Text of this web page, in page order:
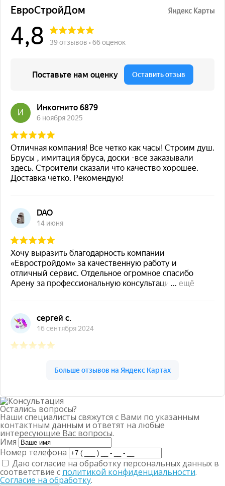
Остались вопросы?
Наши специалисты свяжутся с Вами по указанным
контактным данным и ответят на любые
интересующие Вас вопросы.
Имя
Номер телефона
Даю согласие на обработку персональных данных в
соответствие с политикой конфиденциальности.
Согласие на обработку.